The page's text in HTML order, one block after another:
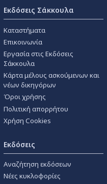
Εκδόσεις Σάκκουλα
Καταστήματα
Επικοινωνία
Εργασία στις Εκδόσεις
Σάκκουλα
Κάρτα μέλους ασκούμενων και
νέων δικηγόρων
Όροι χρήσης
Πολιτική απορρήτου
Χρήση Cookies
Εκδόσεις
Αναζήτηση εκδόσεων
Νέες κυκλοφορίες